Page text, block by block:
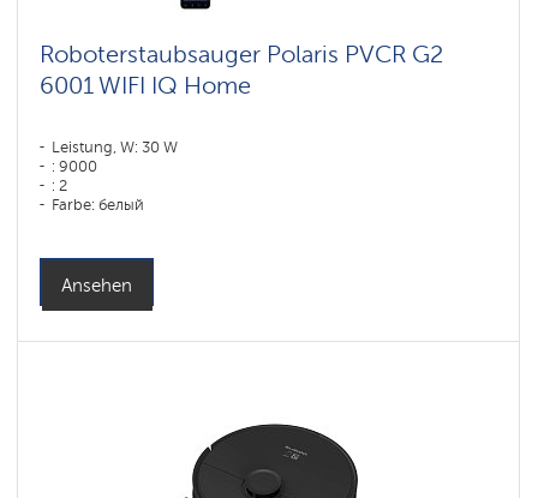
Roboterstaubsauger Polaris PVCR G2
6001 WIFI IQ Home
Leistung, W: 30 W
: 9000
: 2
Farbe: белый
Ansehen